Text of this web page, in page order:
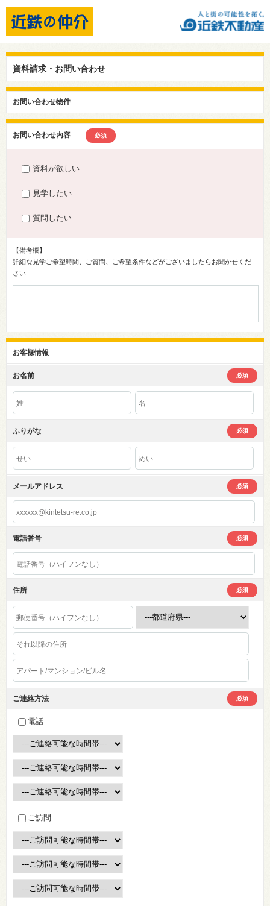
資料請求・お問い合わせ
お問い合わせ物件
お問い合わせ内容 必須
資料が欲しい
見学したい
質問したい
【備考欄】
詳細な見学ご希望時間、ご質問、ご希望条件などがございましたらお聞かせくだ
さい
お客様情報
お名前 必須
ふりがな 必須
メールアドレス 必須
電話番号 必須
住所 必須
ご連絡方法 必須
電話
ご訪問